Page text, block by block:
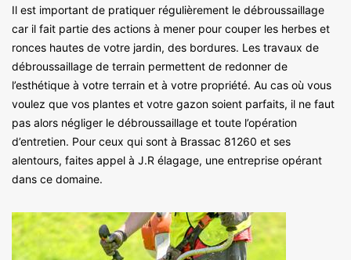
Il est important de pratiquer régulièrement le débroussaillage
car il fait partie des actions à mener pour couper les herbes et
ronces hautes de votre jardin, des bordures. Les travaux de
débroussaillage de terrain permettent de redonner de
l’esthétique à votre terrain et à votre propriété. Au cas où vous
voulez que vos plantes et votre gazon soient parfaits, il ne faut
pas alors négliger le débroussaillage et toute l’opération
d’entretien. Pour ceux qui sont à Brassac 81260 et ses
alentours, faites appel à J.R élagage, une entreprise opérant
dans ce domaine.